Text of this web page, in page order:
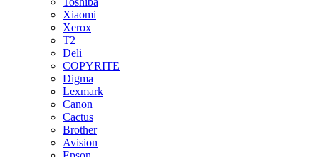
Xiaomi
Xerox
T2
Deli
COPYRITE
Digma
Lexmark
Canon
Cactus
Brother
Avision